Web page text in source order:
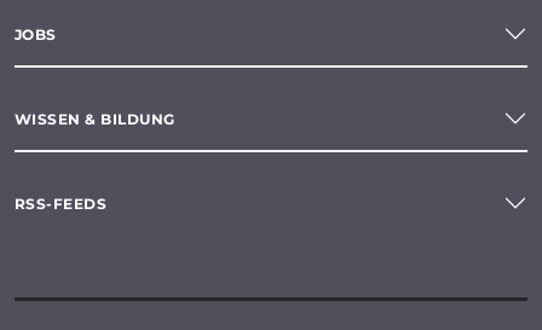
JOBS
WISSEN & BILDUNG
RSS-FEEDS